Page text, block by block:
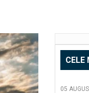
CELE
05